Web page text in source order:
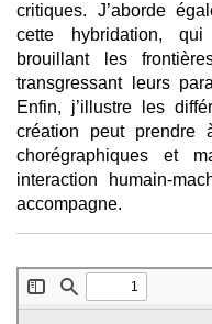
critiques. J’aborde
cette hybridation,
brouillant les
transgressant leurs
Enfin, j’illustre les
création peut prendre
chorégraphiques et
interaction humain-
accompagne.